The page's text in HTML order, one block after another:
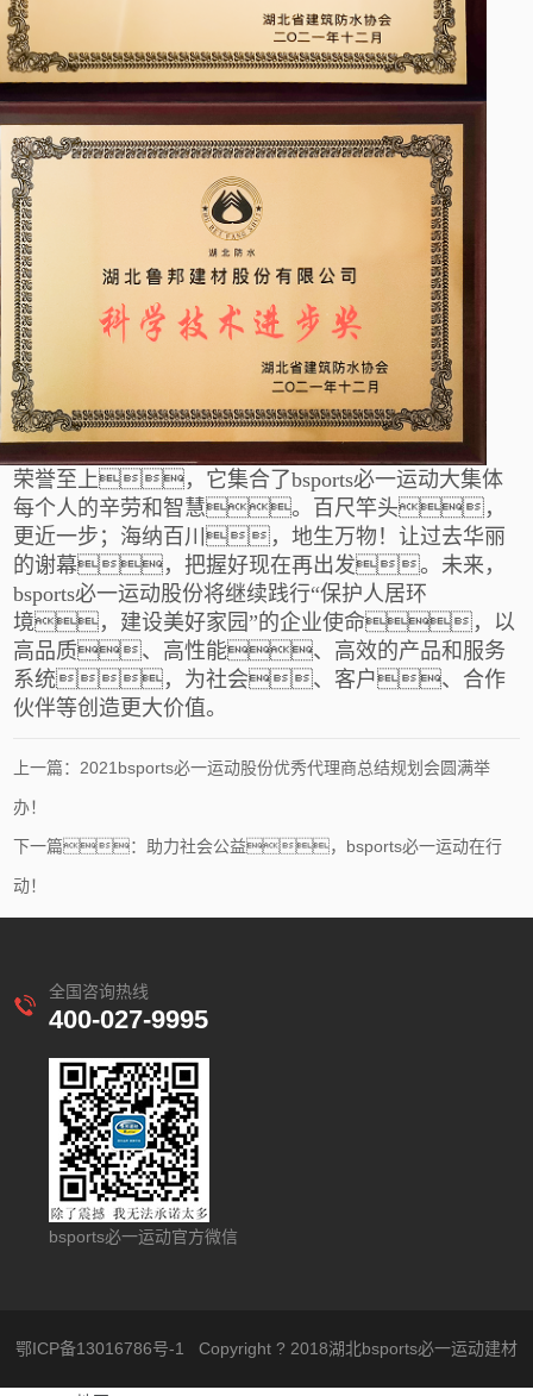
荣誉至上，它集合了bsports必一运动大集体
每个人的辛劳和智慧。百尺竿头，
更近一步；海纳百川，地生万物！让过去华丽
的谢幕，把握好现在再出发。未来，
bsports必一运动股份将继续践行“保护人居环
境，建设美好家园”的企业使命，以
高品质、高性能、高效的产品和服务
系统，为社会、客户、合作
伙伴等创造更大价值。
上一篇：2021bsports必一运动股份优秀代理商总结规划会圆满举
办！
下一篇：助力社会公益，bsports必一运动在行
动！
全国咨询热线
400-027-9995
bsports必一运动官方微信
鄂ICP备13016786号-1 Copyright ? 2018湖北bsports必一运动建材